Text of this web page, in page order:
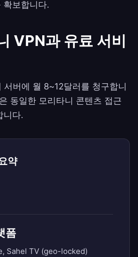
확보합니다.
VPN과 유료 서비
서버에 월 8~12달러를 청구합니
은 동일한 모리타니 콘텐츠 접근
니다.
약
폼
Sahel TV (geo-locked)